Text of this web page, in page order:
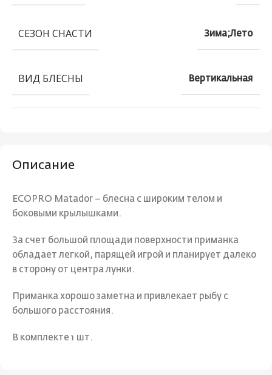
Описание
ECOPRO Matador – блесна с широким телом и
боковыми крылышками.
За счет большой площади поверхности приманка
обладает легкой, парящей игрой и планирует далеко
в сторону от центра лунки.
Приманка хорошо заметна и привлекает рыбу с
большого расстояния.
В комплекте 1 шт.
СЕЗОН СНАСТИ Зима;Лето
ВИД БЛЕСНЫ Вертикальная